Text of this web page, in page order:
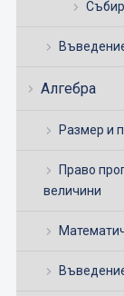
Алгебра
Размер и
Право
величини